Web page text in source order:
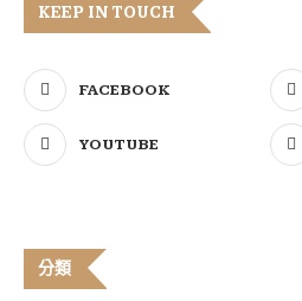
KEEP IN TOUCH
FACEBOOK
YOUTUBE
分類